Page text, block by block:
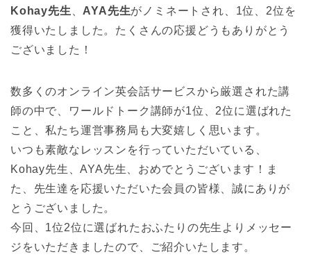
Kohay先生、AYA先生がノミネートされ、1位、2位を
獲得いたしました。たくさんの応援どうもありがとう
ございました！
数多くのオンライン英会話サービスから厳選された講
師の中で、ワールドトーク講師が1位、2位に選ばれた
こと、私たち運営事務局も大変嬉しく思います。
いつも素敵なレッスンを行っていただいている、
Kohay先生、AYA先生、おめでとうございます！ま
た、先生達を応援いただいた会員の皆様、誠にありが
とうございました。
今回、1位2位に選ばれたおふたりの先生よりメッセー
ジをいただきましたので、ご紹介いたします。